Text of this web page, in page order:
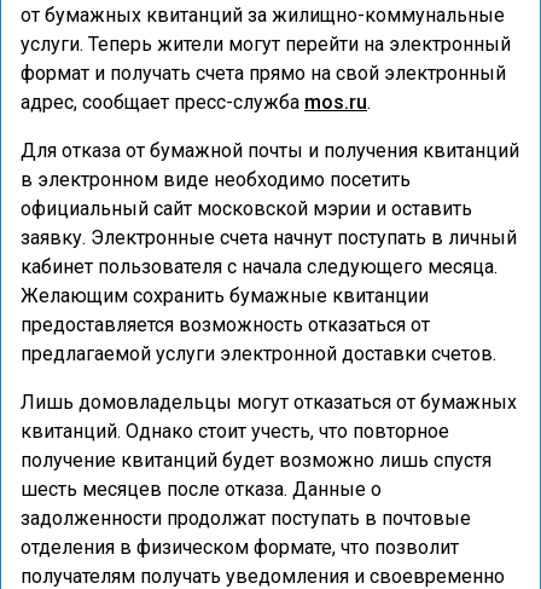
от бумажных квитанций за жилищно-коммунальные
услуги. Теперь жители могут перейти на электронный
формат и получать счета прямо на свой электронный
адрес, сообщает пресс-служба mos.ru.
Для отказа от бумажной почты и получения квитанций
в электронном виде необходимо посетить
официальный сайт московской мэрии и оставить
заявку. Электронные счета начнут поступать в личный
кабинет пользователя с начала следующего месяца.
Желающим сохранить бумажные квитанции
предоставляется возможность отказаться от
предлагаемой услуги электронной доставки счетов.
Лишь домовладельцы могут отказаться от бумажных
квитанций. Однако стоит учесть, что повторное
получение квитанций будет возможно лишь спустя
шесть месяцев после отказа. Данные о
задолженности продолжат поступать в почтовые
отделения в физическом формате, что позволит
получателям получать уведомления и своевременно